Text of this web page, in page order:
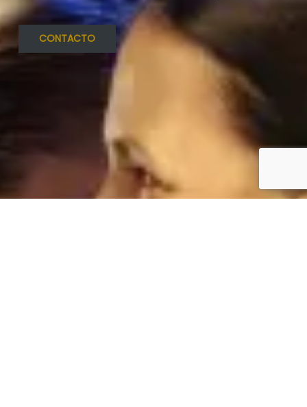
CONTACTO